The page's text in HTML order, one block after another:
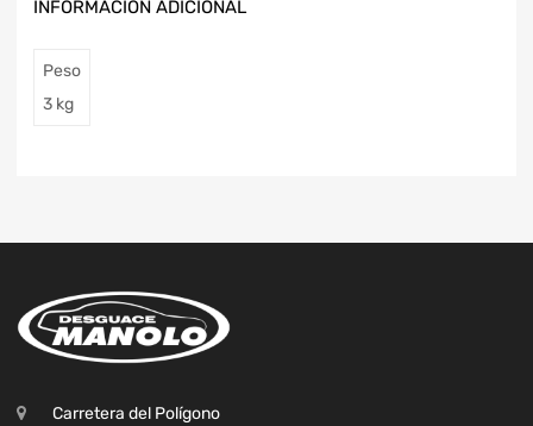
INFORMACIÓN ADICIONAL
Peso
3 kg
Carretera del Polígono